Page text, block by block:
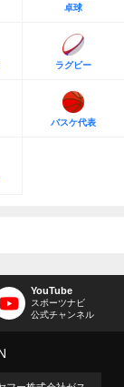
卓球
ラグビー
バスケ代表
YouTube
スポーツナビ
公式チャンネル